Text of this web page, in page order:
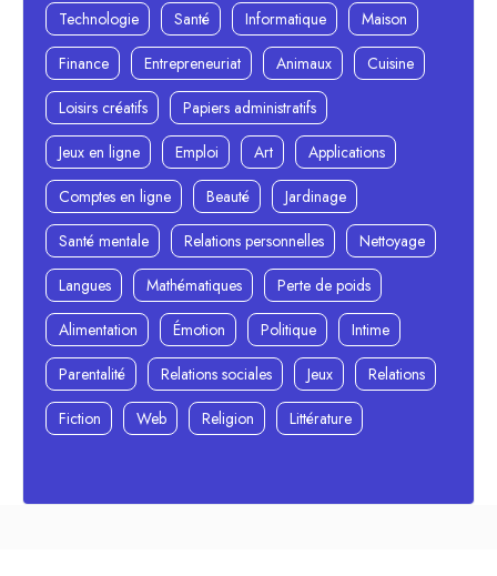
Technologie Santé Informatique
Maison
Finance
Entrepreneuriat Animaux
Cuisine
Loisirs créatifs
Papiers administratifs
Jeux en ligne
Emploi Art
Applications
Comptes en ligne
Beauté
Jardinage
Santé mentale
Relations personnelles
Nettoyage
Langues
Mathématiques
Perte de poids
Alimentation
Émotion Politique
Intime
Parentalité
Relations sociales Jeux
Relations
Fiction
Web Religion Littérature